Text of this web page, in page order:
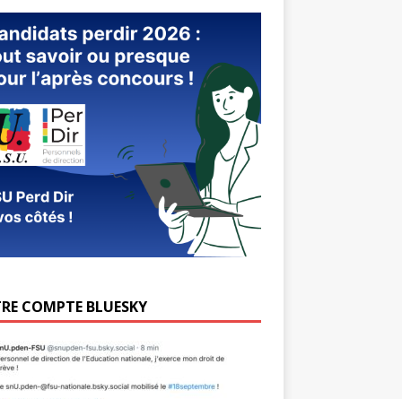
COMPTE BLUESKY